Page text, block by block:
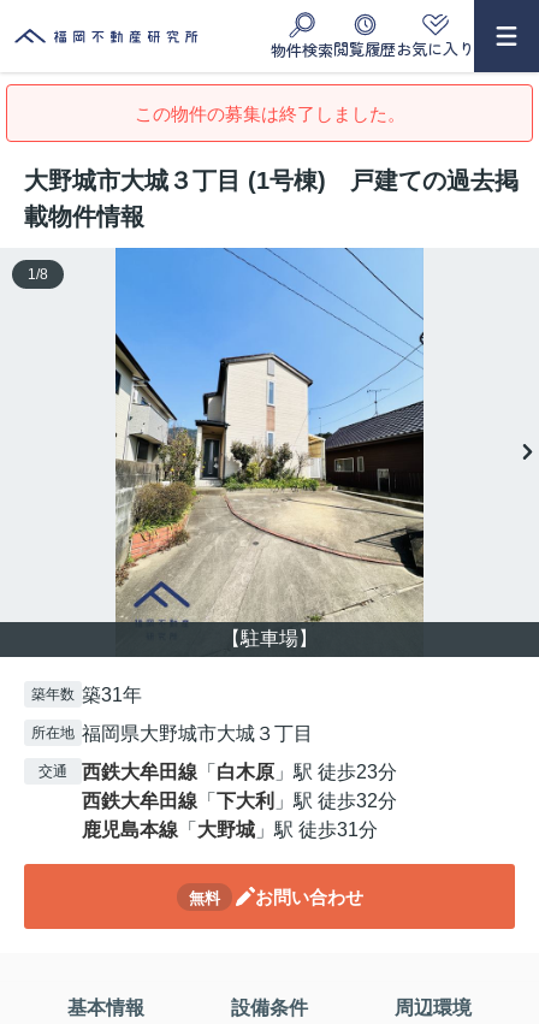
物件検索閲覧履歴お気に入り
この物件の募集は終了しました。
大野城市大城３丁目 (1号棟) 戸建ての過去掲
載物件情報
【駐車場】
1 /8
築年数 築31年
所在地 福岡県大野城市大城３丁目
交通 西鉄大牟田線 「 白木原 」駅 徒歩23分
西鉄大牟田線 「 下大利 」駅 徒歩32分
鹿児島本線 「 大野城 」駅 徒歩31分
無料 お問い合わせ
基本情報 設備条件 周辺環境